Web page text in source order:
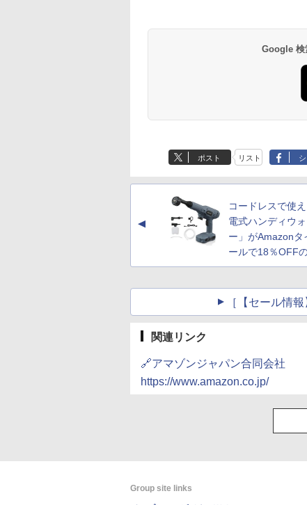
Google 検
ポスト リスト
▲
コードレスで使
電式ハンディウ
ー」がAmazonタ
ールで18％OFF
［【セール情
関連リンク
🔗アマゾンジャパン合同会社
https://www.amazon.co.jp/
Group site links